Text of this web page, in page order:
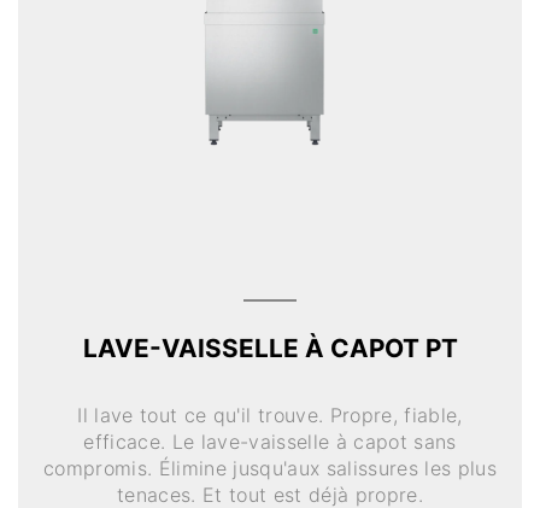
LAVE-VAISSELLE À CAPOT PT
Il lave tout ce qu'il trouve. Propre, fiable,
efficace. Le lave-vaisselle à capot sans
compromis. Élimine jusqu'aux salissures les plus
tenaces. Et tout est déjà propre.